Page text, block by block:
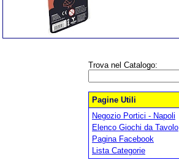
Trova nel Catalogo:
Pagine Utili
Negozio Portici - Napoli
Elenco Giochi da Tavolo
Pagina Facebook
Lista Categorie